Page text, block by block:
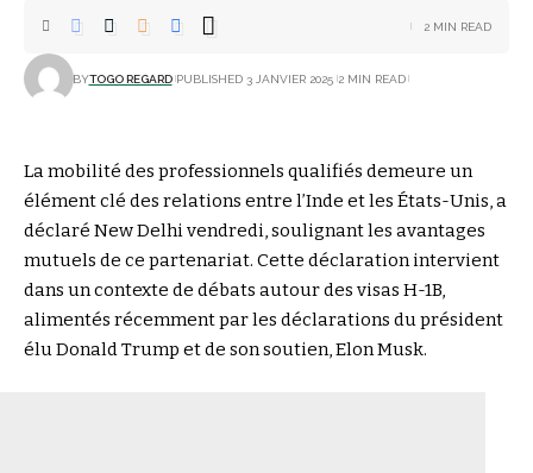
BYTOGO REGARD PUBLISHED 3 JANVIER 2025 2 MIN READ
2 MIN READ
La mobilité des professionnels qualifiés demeure un
élément clé des relations entre l’Inde et les États-Unis, a
déclaré New Delhi vendredi, soulignant les avantages
mutuels de ce partenariat. Cette déclaration intervient
dans un contexte de débats autour des visas H-1B,
alimentés récemment par les déclarations du président
élu Donald Trump et de son soutien, Elon Musk.